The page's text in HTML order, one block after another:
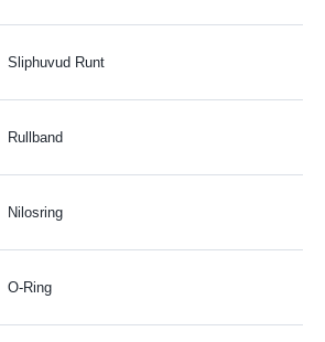
Sliphuvud Runt
Rullband
Nilosring
O-Ring